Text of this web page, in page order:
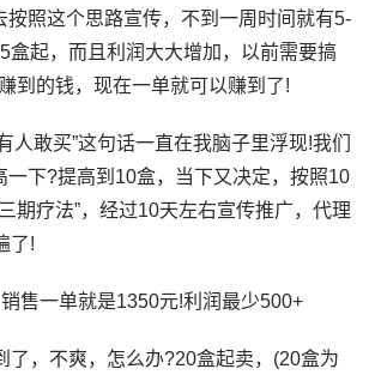
按照这个思路宣传，不到一周时间就有5-
盒起，而且利润大大增加，以前需要搞
到的钱，现在一单就可以赚到了!
人敢买”这句话一直在我脑子里浮现!我们
一下?提高到10盒，当下又决定，按照10
期疗法”，经过10天左右宣传推广，代理
了!
售一单就是1350元!利润最少500+
了，不爽，怎么办?20盒起卖，(20盒为